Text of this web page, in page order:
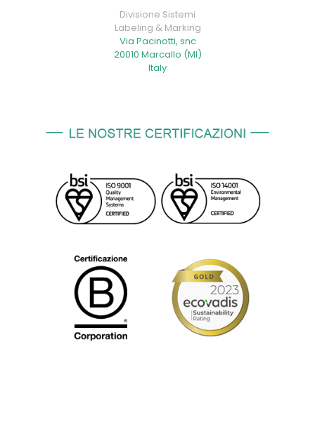
Divisione Sistemi
Labeling & Marking
Via Pacinotti, snc
20010 Marcallo (MI)
Italy